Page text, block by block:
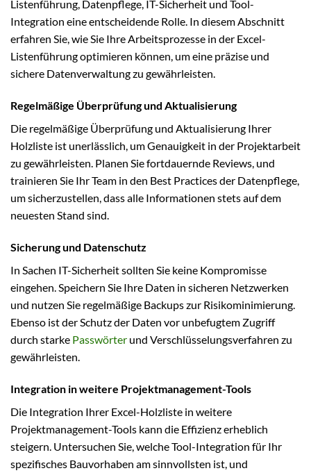
Listenführung, Datenpflege, IT-Sicherheit und Tool-
Integration eine entscheidende Rolle. In diesem Abschnitt
erfahren Sie, wie Sie Ihre Arbeitsprozesse in der Excel-
Listenführung optimieren können, um eine präzise und
sichere Datenverwaltung zu gewährleisten.
Regelmäßige Überprüfung und Aktualisierung
Die regelmäßige Überprüfung und Aktualisierung Ihrer
Holzliste ist unerlässlich, um Genauigkeit in der Projektarbeit
zu gewährleisten. Planen Sie fortdauernde Reviews, und
trainieren Sie Ihr Team in den Best Practices der Datenpflege,
um sicherzustellen, dass alle Informationen stets auf dem
neuesten Stand sind.
Sicherung und Datenschutz
In Sachen IT-Sicherheit sollten Sie keine Kompromisse
eingehen. Speichern Sie Ihre Daten in sicheren Netzwerken
und nutzen Sie regelmäßige Backups zur Risikominimierung.
Ebenso ist der Schutz der Daten vor unbefugtem Zugriff
durch starke Passwörter und Verschlüsselungsverfahren zu
gewährleisten.
Integration in weitere Projektmanagement-Tools
Die Integration Ihrer Excel-Holzliste in weitere
Projektmanagement-Tools kann die Effizienz erheblich
steigern. Untersuchen Sie, welche Tool-Integration für Ihr
spezifisches Bauvorhaben am sinnvollsten ist, und